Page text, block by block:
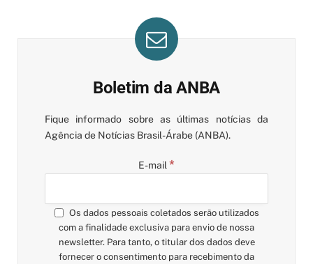
Boletim da ANBA
Fique informado sobre as últimas notícias da
Agência de Notícias Brasil-Árabe (ANBA).
E-mail*
Os dados pessoais coletados serão utilizados
com a finalidade exclusiva para envio de nossa
newsletter. Para tanto, o titular dos dados deve
fornecer o consentimento para recebimento da